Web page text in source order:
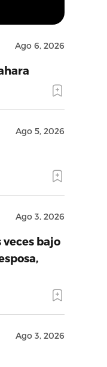
Ago 6, 2026
Ago 5, 2026
Ago 3, 2026
veces bajo
Ago 3, 2026